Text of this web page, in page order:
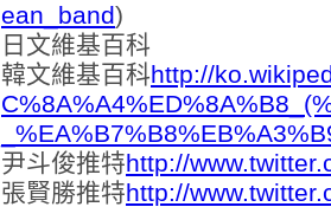
ean_band)
日文維基百科
韓文維基百科http://
尹斗俊推特http://
張賢勝推特http://